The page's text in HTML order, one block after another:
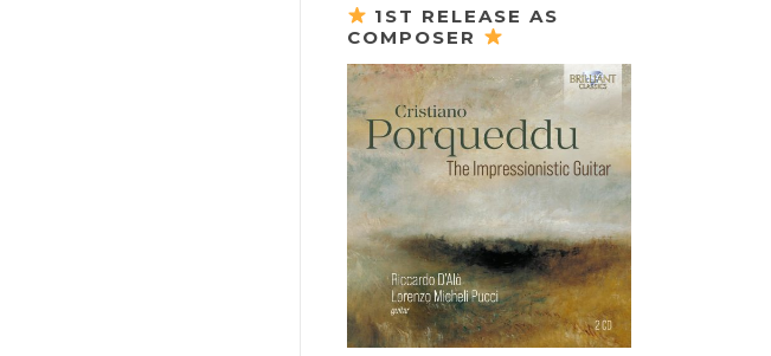
1ST RELEASE AS
COMPOSER